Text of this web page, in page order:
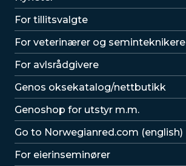
For tillitsvalgte
For veterinærer og seminteknikere
For avlsrådgivere
Lenker
Genos oksekatalog/nettbutikk
Genoshop for utstyr m.m.
Go to Norwegianred.com (english)
For eierinseminører